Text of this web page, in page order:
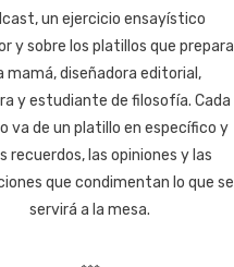
un ejercicio ensayístico
y sobre los platillos que prepara
mamá, diseñadora editorial,
y estudiante de filosofía. Cada
va de un platillo en específico y
recuerdos, las opiniones y las
que condimentan lo que se
servirá a la mesa.